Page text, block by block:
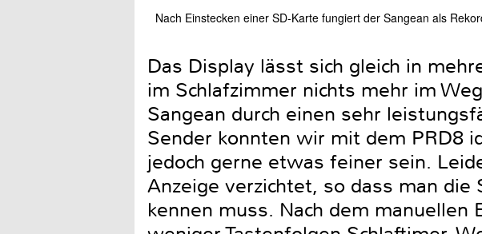
Nach Einstecken einer SD-Karte fungiert der Sangean als
Das Display lässt sich gleich in
im Schlafzimmer nichts mehr im
Sangean durch einen sehr
Sender konnten wir mit dem PRD8
jedoch gerne etwas feiner sein.
Anzeige verzichtet, so dass man
kennen muss. Nach dem